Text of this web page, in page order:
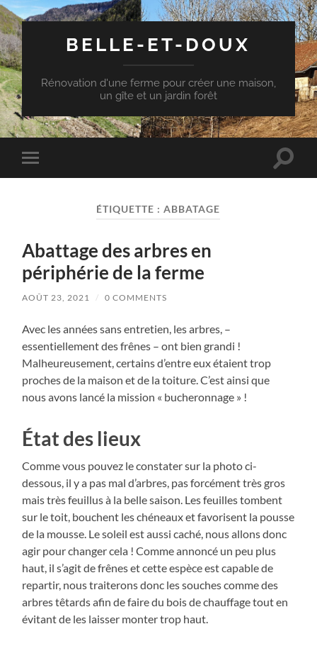
BELLE-ET-DOUX
Rénovation d'une ferme pour créer une maison,
un gîte et un jardin forêt
Toggle
mobile
Toggle
ÉTIQUETTE :ABBATAGE
Abattage des arbres en
périphérie de la ferme
AOÛT 23, 2021 / 0 COMMENTS
Avec les années sans entretien, les arbres, –
essentiellement des frênes – ont bien grandi !
Malheureusement, certains d’entre eux étaient trop
proches de la maison et de la toiture. C’est ainsi que
nous avons lancé la mission « bucheronnage » !
État des lieux
Comme vous pouvez le constater sur la photo ci-
dessous, il y a pas mal d’arbres, pas forcément très gros
mais très feuillus à la belle saison. Les feuilles tombent
sur le toit, bouchent les chéneaux et favorisent la pousse
de la mousse. Le soleil est aussi caché, nous allons donc
agir pour changer cela ! Comme annoncé un peu plus
haut, il s’agit de frênes et cette espèce est capable de
repartir, nous traiterons donc les souches comme des
arbres têtards afin de faire du bois de chauffage tout en
évitant de les laisser monter trop haut.